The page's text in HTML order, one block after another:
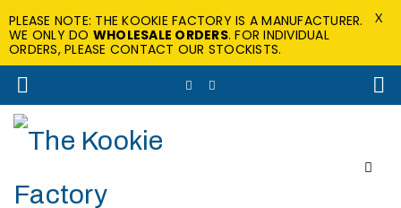
PLEASE NOTE: THE KOOKIE FACTORY IS A MANUFACTURER.
WE ONLY DO WHOLESALE ORDERS. FOR INDIVIDUAL
ORDERS, PLEASE CONTACT OUR STOCKISTS.
X